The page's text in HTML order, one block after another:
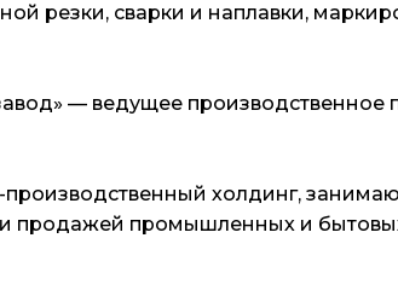
резки, сварки и наплавки,
— ведущее производственное
холдинг,
продажей промышленных и